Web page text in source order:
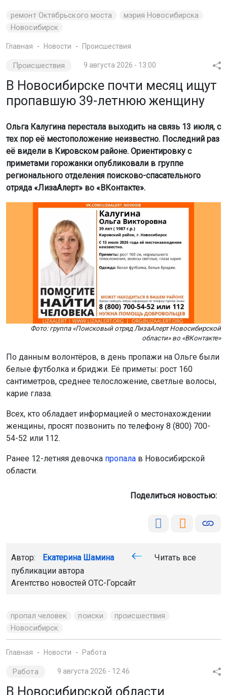
ремонт Октябрьского моста
мэрия Новосибирска
Новосибирск
Главная Новости Происшествия
Происшествия 9 августа 2026 - 13:00
В Новосибирске почти месяц ищут
пропавшую 39-летнюю женщину
Ольга Калугина перестала выходить на связь 13 июля, с
тех пор её местоположение неизвестно. Последний раз
её видели в Кировском районе. Ориентировку с
приметами горожанки опубликовали в группе
регионального отделения поисково-спасательного
отряда «ЛизаАлерт» во «ВКонтакте».
Фото: группа «Поисковый отряд ЛизаАлерт Новосибирской
области» во «ВКонтакте»
По данным волонтёров, в день пропажи на Ольге были
белые футболка и бриджи. Её приметы: рост 160
сантиметров, среднее телосложение, светлые волосы,
карие глаза.
Всех, кто обладает информацией о местонахождении
женщины, просят позвонить по телефону 8 (800) 700-
54-52 или 112.
Ранее 12-летняя девочка пропала в Новосибирской
области.
Поделиться новостью:
Автор: Екатерина Шамина
Читать все
публикации автора
Агентство новостей ОТС-Горсайт
пропал человек поиски
происшествия
Новосибирск
Главная Новости Работа
Работа 9 августа 2026 - 12:46
В Новосибирской области